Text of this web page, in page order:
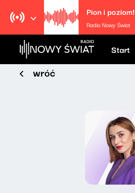
Pion i poziom!
Radio Nowy Świat
Start
wróć